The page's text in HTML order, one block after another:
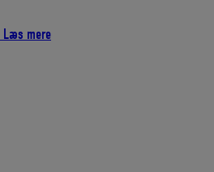
Den
Læs mere